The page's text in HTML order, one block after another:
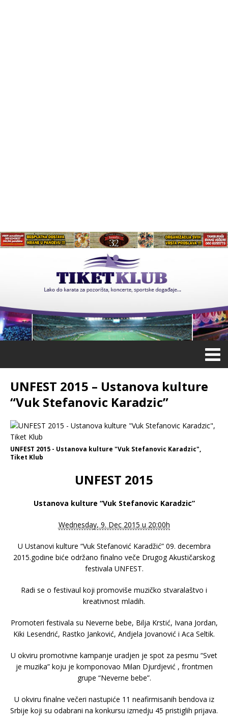
UNFEST 2015 – Ustanova kulture
“Vuk Stefanovic Karadzic”
UNFEST 2015 - Ustanova kulture "Vuk Stefanovic Karadzic",
Tiket Klub
UNFEST 2015
Ustanova kulture “Vuk Stefanovic Karadzic”
Wednesday, 9. Dec 2015 u 20:00h
U Ustanovi kulture “Vuk Stefanović Karadžić” 09. decembra
2015.godine biće održano finalno veče Drugog Akustičarskog
festivala UNFEST.
Radi se o festivaul koji promoviše muzičko stvaralaštvo i
kreativnost mladih.
Promoteri festivala su Neverne bebe, Bilja Krstić, Ivana Jordan,
Kiki Lesendrić, Rastko Janković, Andjela Jovanović i Aca Seltik.
U okviru promotivne kampanje uradjen je spot za pesmu “Svet
je muzika” koju je komponovao Milan Djurdjević , frontmen
grupe “Neverne bebe”.
U okviru finalne večeri nastupiće 11 neafirmisanih bendova iz
Srbije koji su odabrani na konkursu izmedju 45 pristiglih prijava.